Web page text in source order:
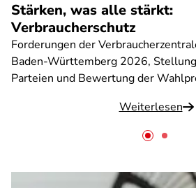
Stärken, was alle stärkt:
Verbraucherschutz
Forderungen der
Baden-Württemberg 2026,
Parteien und Bewertung der
Weiterlesen